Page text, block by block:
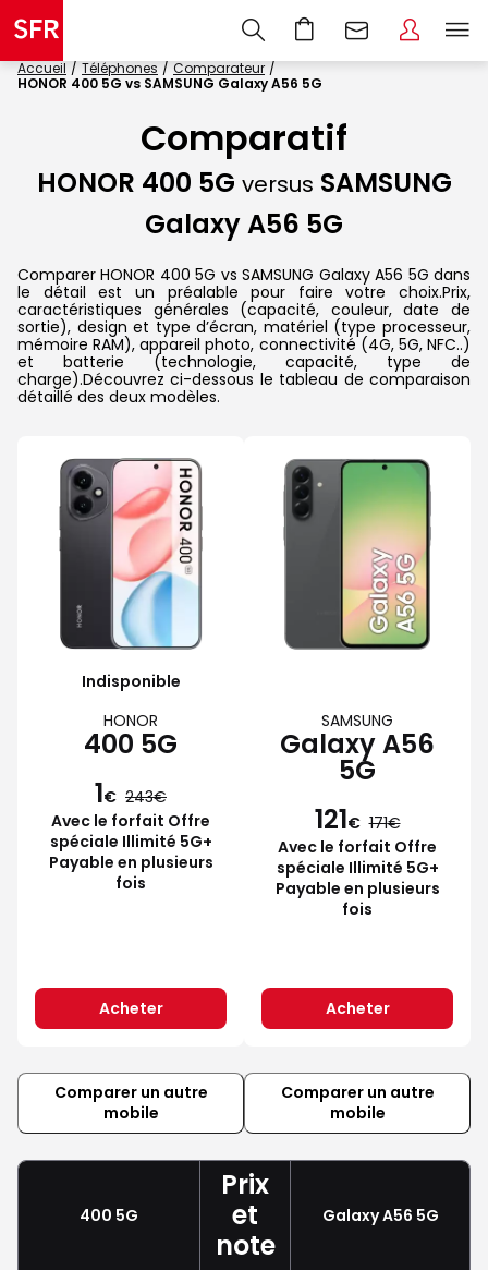
Accueil Téléphones
Comparateur
HONOR 400 5G vs SAMSUNG Galaxy A56 5G
Comparatif
HONOR 400 5G versus SAMSUNG
Galaxy A56 5G
Comparer HONOR 400 5G vs SAMSUNG Galaxy A56 5G dans
le détail est un préalable pour faire votre choix.Prix,
caractéristiques générales (capacité, couleur, date de
sortie), design et type d’écran, matériel (type processeur,
mémoire RAM), appareil photo, connectivité (4G, 5G, NFC..)
et batterie (technologie, capacité, type de
charge).Découvrez ci-dessous le tableau de comparaison
détaillé des deux modèles.
Indisponible
HONOR
400 5G
1€ 243
Avec le forfait Offre
spéciale Illimité 5G+
Payable en plusieurs
fois
Acheter
SAMSUNG
Galaxy A56
5G
121€ 171
Avec le forfait Offre
spéciale Illimité 5G+
Payable en plusieurs
fois
Acheter
Comparer un autre
mobile
Comparer un autre
mobile
400 5G
Prix
et
note
Galaxy A56 5G